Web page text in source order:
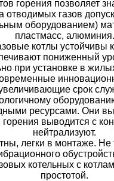
горения позволяет
газов
оборудованием)
пластмасс, алюминия.
котлы устойчивы
пониженный
при установке в
срок
ресурсами. Они
выводится с
нейтрализуют.
легки в монтаже.
котельных с
простотой.